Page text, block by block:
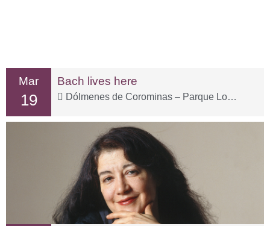
Mar
19
Bach lives here
Dólmenes de Corominas – Parque Los Pedregalejos